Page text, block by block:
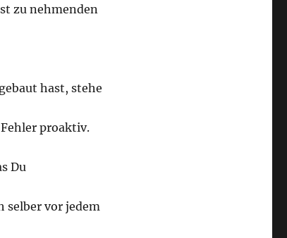
zu nehmenden
hast, stehe
proaktiv.
Du
selber vor jedem